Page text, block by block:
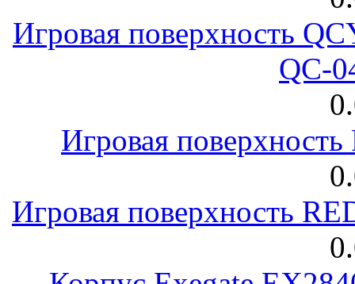
Игровая поверхность
QC-
Игровая
Игровая поверхность